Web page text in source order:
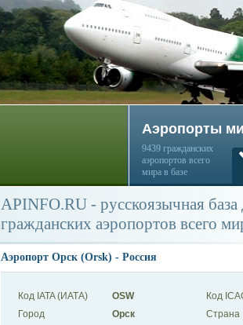
Аэропорты
9439 гражданских
аэропортов всего
мира в базе
APINFO.RU - русскоязычная
гражданских аэропортов всего
Аэропорт Орск (Orsk) - Россия
Код IATA (ИАТА) OSW
Код
Город
Орск Страна